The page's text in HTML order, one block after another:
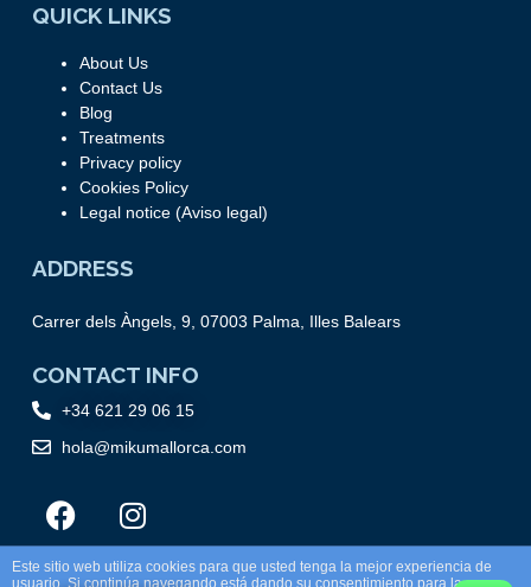
QUICK LINKS
About Us
Contact Us
Blog
Treatments
Privacy policy
Cookies Policy
Legal notice (Aviso legal)
ADDRESS
Carrer dels Àngels, 9, 07003 Palma, Illes Balears
CONTACT INFO
+34 621 29 06 15
hola@mikumallorca.com
Este sitio web utiliza cookies para que usted tenga la mejor experiencia de
usuario. Si continúa navegando está dando su consentimiento para la